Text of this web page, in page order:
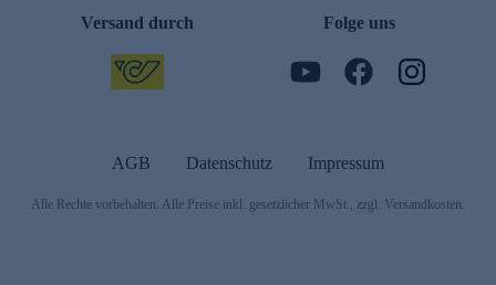
Versand durch Folge uns
AGB Datenschutz Impressum
Alle Rechte vorbehalten. Alle Preise inkl. gesetzlicher MwSt., zzgl. Versandkosten.